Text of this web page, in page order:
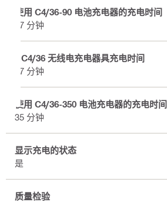
使用 C4/36-90 电池充电器的充电时间
37 分钟
RC4/36 无线电充电器具充电时间
37 分钟
使用 C4/36-350 电池充电器的充电时间
35 分钟
显示充电的状态
是
质量检验